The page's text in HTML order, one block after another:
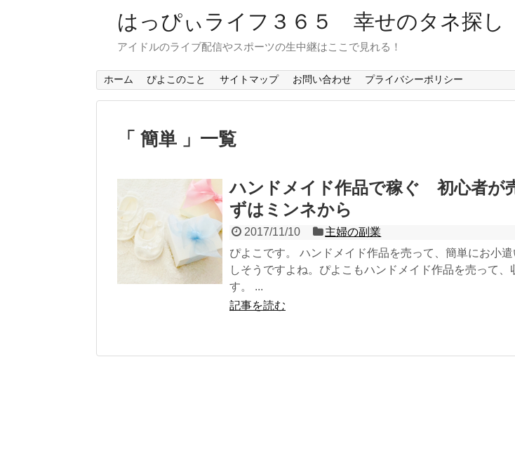
はっぴぃライフ３６５ 幸せのタネ探し
アイドルのライブ配信やスポーツの生中継はここで見れる！
ホーム ぴよこのこと サイトマップ お問い合わせ プライバシーポリシー
「 簡単 」一覧
ハンドメイド作品で稼ぐ 初心者が
ずはミンネから
2017/11/10
主婦の副業
ぴよこです。 ハンドメイド作品を売って、簡単にお小
しそうですよね。ぴよこもハンドメイド作品を売って、
す。 ...
記事を読む